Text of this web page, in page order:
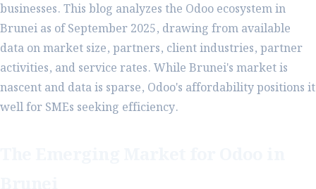
businesses. This blog analyzes the Odoo ecosystem in
Brunei as of September 2025, drawing from available
data on market size, partners, client industries, partner
activities, and service rates. While Brunei's market is
nascent and data is sparse, Odoo's affordability positions it
well for SMEs seeking efficiency.